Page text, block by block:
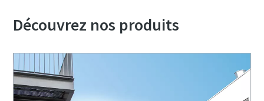
Découvrez nos produits